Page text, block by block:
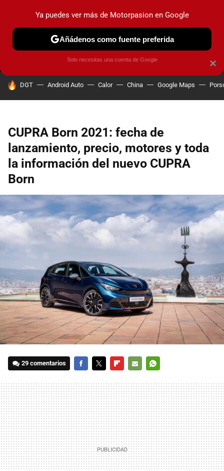
MENÚ NUEVO
COCHES ELÉCTRICOS OBSERVATORIO
HOY SE HABLA DE
DGT Android Auto Calor China Google Maps
CUPRA Born 2021: fecha de
lanzamiento, precio, motores y toda
la información del nuevo CUPRA
Born
29 comentarios
MAIL
×
Ya puedes ver más de Motorpasion en Google
Añádenos como fuente preferida
Solo necesitas una cuenta de Google